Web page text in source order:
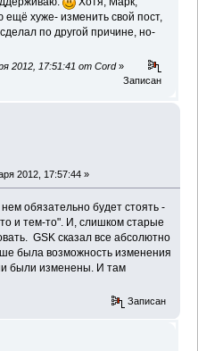
хуже- изменить свой пост,
по другой причине, но-
2012, 17:51:41 от Cord»
Записан
2012, 17:57:44 »
обязательно будет стоять -
и тем-то". И, слишком старые
GSK сказал все абсолютно
была возможность изменения
были изменены. И там
Записан